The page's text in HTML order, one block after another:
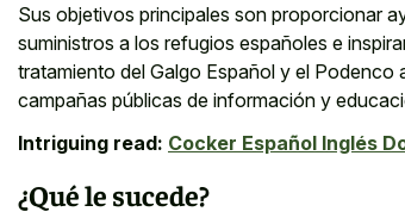
Sus objetivos principales son proporcionar
suministros a los refugios españoles e
tratamiento del Galgo Español y el Podenco
campañas públicas de información y
Intriguing read: Cocker Español Inglés
¿Qué le sucede?